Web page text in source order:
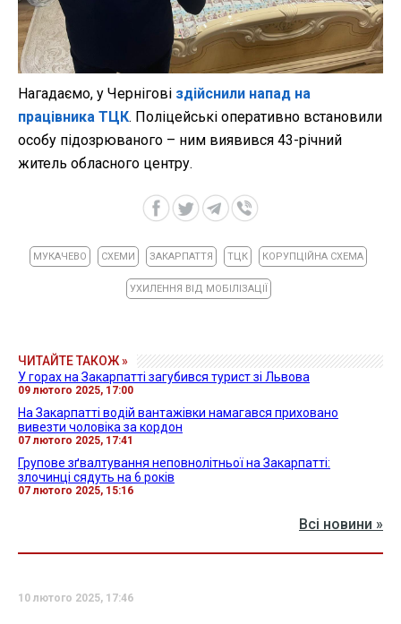
Нагадаємо, у Чернігові здійснили напад на
працівника ТЦК. Поліцейські оперативно встановили
особу підозрюваного – ним виявився 43-річний
житель обласного центру.
МУКАЧЕВО СХЕМИ ЗАКАРПАТТЯ ТЦК КОРУПЦІЙНА СХЕМА
УХИЛЕННЯ ВІД МОБІЛІЗАЦІЇ
ЧИТАЙТЕ ТАКОЖ »
У горах на Закарпатті загубився турист зі Львова
09 лютого 2025, 17:00
На Закарпатті водій вантажівки намагався приховано
вивезти чоловіка за кордон
07 лютого 2025, 17:41
Групове зґвалтування неповнолітньої на Закарпатті:
злочинці сядуть на 6 років
07 лютого 2025, 15:16
Всі новини »
10 лютого 2025, 17:46